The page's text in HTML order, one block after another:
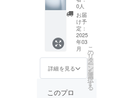
限定の
オリジ
ナル
グッズ
ご支援
者限定
のオリ
ジナル
キーホ
ルダー
を提供
します
0人
お届
け予
定：
2025
年03
月
詳細を見る
こ
の
リ
タ
ー
ン
を
選
択
す
る
このプロ